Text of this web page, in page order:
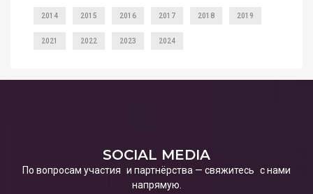
2014 2015 2016 2017 2018 2019
2021 2022 2023 2024
SOCIAL MEDIA
По вопросам участия и партнёрства — свяжитесь с нами
напрямую.